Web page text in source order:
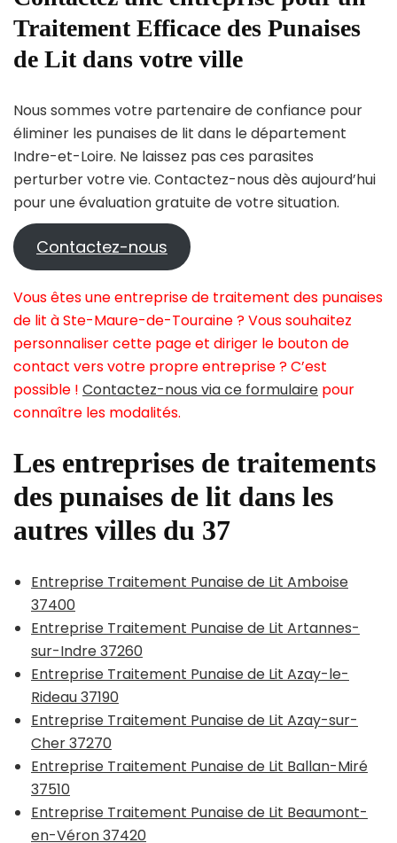
Traitement Efficace des Punaises
de Lit dans votre ville
Nous sommes votre partenaire de confiance pour
éliminer les punaises de lit dans le département
Indre-et-Loire. Ne laissez pas ces parasites
perturber votre vie. Contactez-nous dès aujourd’hui
pour une évaluation gratuite de votre situation.
Contactez-nous
Vous êtes une entreprise de traitement des punaises
de lit à Ste-Maure-de-Touraine ? Vous souhaitez
personnaliser cette page et diriger le bouton de
contact vers votre propre entreprise ? C’est
possible ! Contactez-nous via ce formulaire pour
connaître les modalités.
Les entreprises de traitements
des punaises de lit dans les
autres villes du 37
Entreprise Traitement Punaise de Lit Amboise
37400
Entreprise Traitement Punaise de Lit Artannes-
sur-Indre 37260
Entreprise Traitement Punaise de Lit Azay-le-
Rideau 37190
Entreprise Traitement Punaise de Lit Azay-sur-
Cher 37270
Entreprise Traitement Punaise de Lit Ballan-Miré
37510
Entreprise Traitement Punaise de Lit Beaumont-
en-Véron 37420